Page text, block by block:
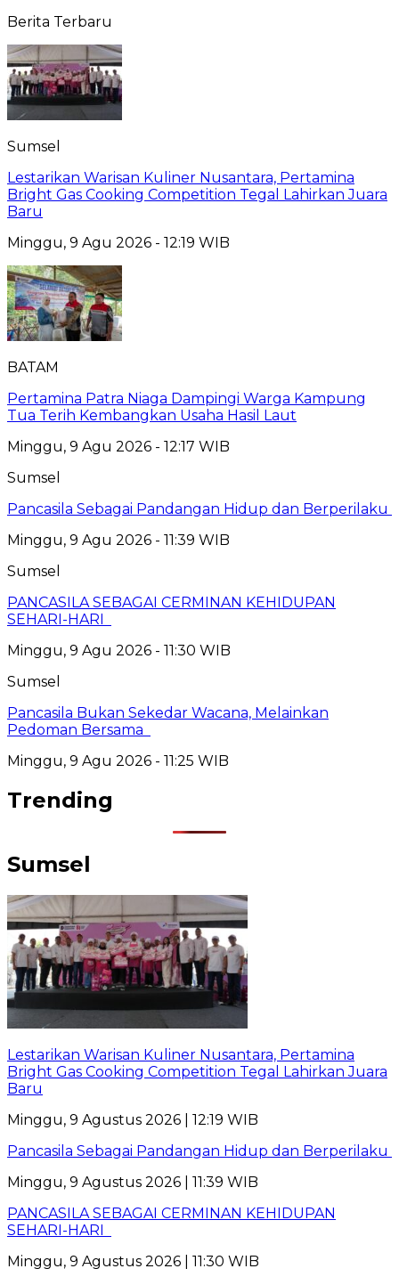
Berita Terbaru
Sumsel
Lestarikan Warisan Kuliner Nusantara, Pertamina
Bright Gas Cooking Competition Tegal Lahirkan Juara
Baru
Minggu, 9 Agu 2026 - 12:19 WIB
BATAM
Pertamina Patra Niaga Dampingi Warga Kampung
Tua Terih Kembangkan Usaha Hasil Laut
Minggu, 9 Agu 2026 - 12:17 WIB
Sumsel
Pancasila Sebagai Pandangan Hidup dan Berperilaku
Minggu, 9 Agu 2026 - 11:39 WIB
Sumsel
PANCASILA SEBAGAI CERMINAN KEHIDUPAN
SEHARI-HARI
Minggu, 9 Agu 2026 - 11:30 WIB
Sumsel
Pancasila Bukan Sekedar Wacana, Melainkan
Pedoman Bersama
Minggu, 9 Agu 2026 - 11:25 WIB
Trending
Sumsel
Lestarikan Warisan Kuliner Nusantara, Pertamina
Bright Gas Cooking Competition Tegal Lahirkan Juara
Baru
Minggu, 9 Agustus 2026 | 12:19 WIB
Pancasila Sebagai Pandangan Hidup dan Berperilaku
Minggu, 9 Agustus 2026 | 11:39 WIB
PANCASILA SEBAGAI CERMINAN KEHIDUPAN
SEHARI-HARI
Minggu, 9 Agustus 2026 | 11:30 WIB